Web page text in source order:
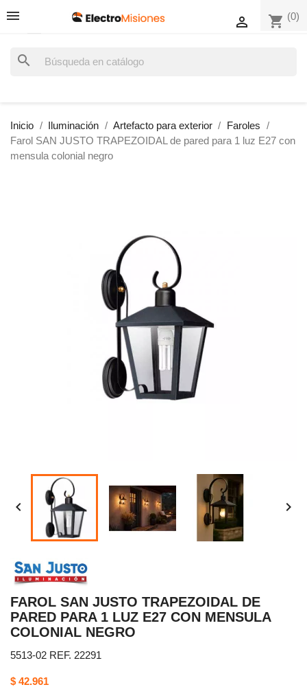
shopping_cart (0)

search
Inicio Iluminación Artefacto para exterior
Faroles
Farol SAN JUSTO TRAPEZOIDAL de pared para 1 luz E27 con
mensula colonial negro
 
FAROL SAN JUSTO TRAPEZOIDAL DE
PARED PARA 1 LUZ E27 CON MENSULA
COLONIAL NEGRO
5513-02 REF. 22291
$ 42.961